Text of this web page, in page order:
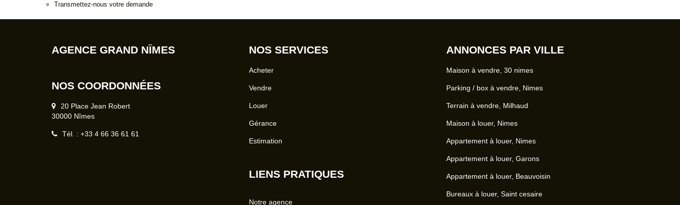
Transmettez-nous votre demande
AGENCE GRAND NÎMES
NOS COORDONNÉES
20 Place Jean Robert
30000 Nîmes
Tél. : +33 4 66 36 61 61
NOS SERVICES
Acheter
Vendre
Louer
Gérance
Estimation
LIENS PRATIQUES
Notre agence
ANNONCES PAR VILLE
Maison à vendre, 30 nimes
Parking / box à vendre, Nimes
Terrain à vendre, Milhaud
Maison à louer, Nimes
Appartement à louer, Nimes
Appartement à louer, Garons
Appartement à louer, Beauvoisin
Bureaux à louer, Saint cesaire